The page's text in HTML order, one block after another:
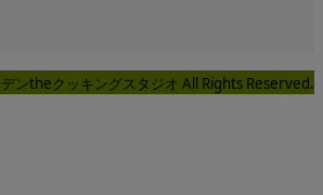
ンtheクッキングスタジオ All Rights Reserved.